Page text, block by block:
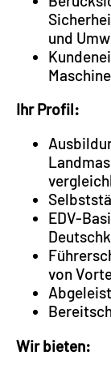
und
Ihr Profil:
EDV-
von
Wir bieten: